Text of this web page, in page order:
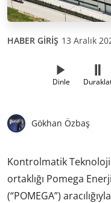
HABER GİRİŞ 13 Aralık
Dinle
Gökhan Özbaş
Kontrolmatik Teknoloji
ortaklığı Pomega
(“POMEGA”)